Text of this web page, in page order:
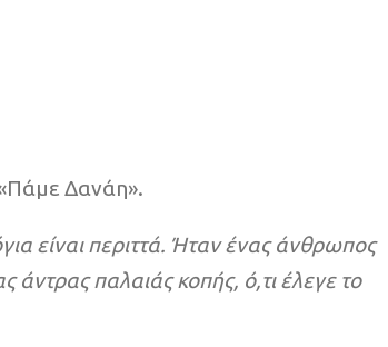
Δανάη».
είναι περιττά. Ήταν ένας άνθρωπος
παλαιάς κοπής, ό,τι έλεγε το